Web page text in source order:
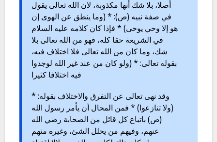
أصلا، بلا شك أنها مكذوبة، لان الله تعالى يقول
في صفة نبيه (ص): * (وما ينطق عن الهوى إن
هو إلا وحي يوحى) * فإذا كان كلامه عليه السلام
في الشريعة حقا كله، فهو من الله تعالى بلا
شك، وما كان من الله تعالى فلا اختلاف فيه،
بقوله تعالى: * (ولو كان من عند غير الله لوجدوا
فيه اختلافا كثيرا
وقد نهى تعالى عن التفرق والاختلاف بقوله: *
(ولا تنازعوا) * فمن المحال أن يأمر رسول الله
(ص) باتباع كل قائل من الصحابة رضي الله
عنهم، وفيهم من يحلل الشئ، وغيره منهم